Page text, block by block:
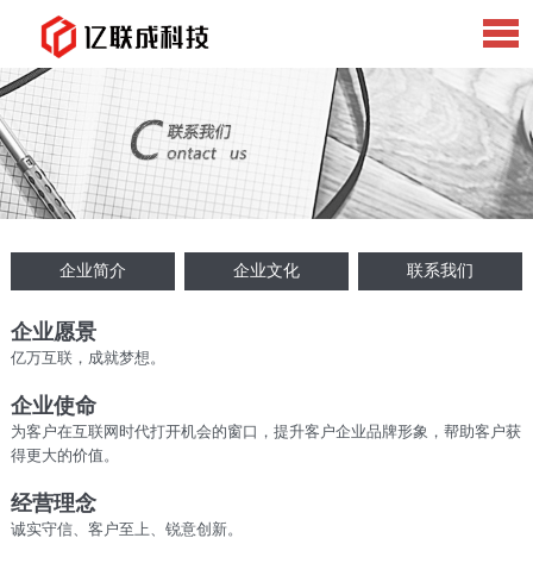
企业简介 企业文化 联系我们
企业愿景
亿万互联，成就梦想 。
企业使命
为客户在互联网时代打开机会的窗口，提升客户企业品牌形象，帮助客户获
得更大的价值。
经营理念
诚实守信、客户至上、锐意创新。